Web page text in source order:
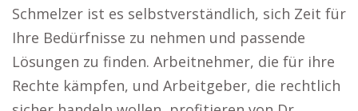
Schmelzer ist es selbstverständlich, sich Zeit für
Ihre Bedürfnisse zu nehmen und passende
Lösungen zu finden. Arbeitnehmer, die für ihre
Rechte kämpfen, und Arbeitgeber, die rechtlich